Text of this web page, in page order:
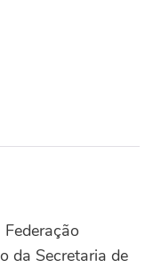
da Secretaria de